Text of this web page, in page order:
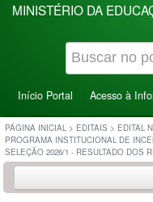
MINISTÉRIO DA
Início Portal Acesso à
PÁGINA INICIAL > EDITAIS > EDITAL
PROGRAMA INSTITUCIONAL DE
SELEÇÃO 2026/1 - RESULTADO DOS